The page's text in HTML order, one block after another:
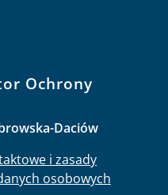
Ochrony
Daciów
i zasady
osobowych